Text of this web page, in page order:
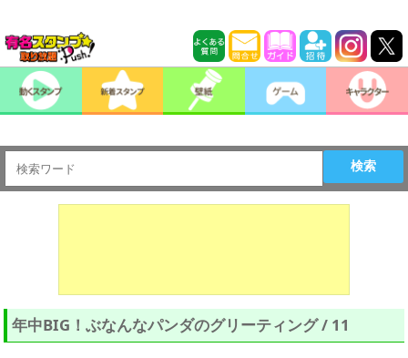
検索
年中BIG！ぶなんなパンダのグリーティング / 11